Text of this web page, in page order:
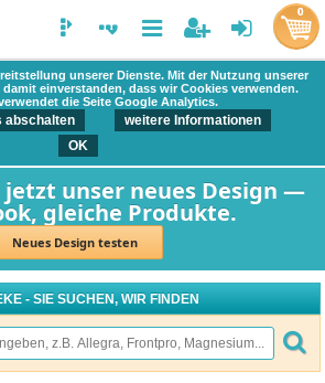
unserer Dienste. Mit der Nutzung unserer
damit einverstanden, dass wir Cookies verwenden.
die Seite Google Analytics.
abschalten
weitere Informationen
OK
jetzt unser neues Design —
gleiche Produkte.
Neues Design testen
0
- SIE SUCHEN, WIR FINDEN